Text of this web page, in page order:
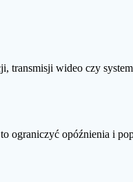
transmisji wideo czy
ograniczyć opóźnienia i